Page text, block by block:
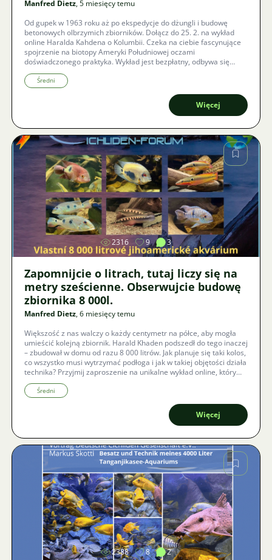
Manfred Dietz, 5 miesięcy temu
Od gupek w 1963 roku aż po ekspedycje do dżungli i budowę
betonowych olbrzymich zbiorników. Dołącz do 25. 2. na wykład
online Haralda Kahdena o Kolumbii. Czeka na ciebie fascynujące
spojrzenie na biotopy Ameryki Południowej oczami
doświadczonego praktyka. Wykład jest bezpłatny, odbywa się
online, a dzięki automatycznym napisom w lokalnym języku nie
umknie ci ani słowo.
Średni
Więcej
Zdjęcie
2316 9 3
Zapomnijcie o litrach, tutaj liczy się na
metry sześcienne. Obserwujcie budowę
zbiornika 8 000l.
Manfred Dietz, 6 miesięcy temu
Większość z nas walczy o każdy centymetr na półce, aby mogła
umieścić kolejną zbiornik. Harald Khaden podszedł do tego inaczej
– zbudował w domu od razu 8 000 litrów. Jak planuje się taki kolos,
co wszystko musi wytrzymać podłoga i jak w takiej objętości działa
technika? Przyjmij zaproszenie na unikalne wykład online, który
dzięki technologii Zoom odbędzie się z czeskimi napisami.
Średni
Więcej
Zdjęcie
2388 8 2